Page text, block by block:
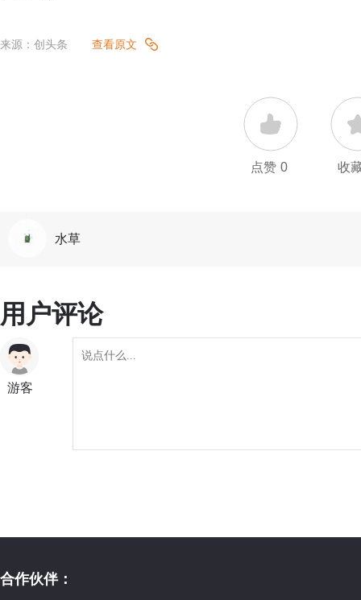
来源：创头条 查看原文
点赞 0 收
水草
用户评论
游客
合作伙伴：